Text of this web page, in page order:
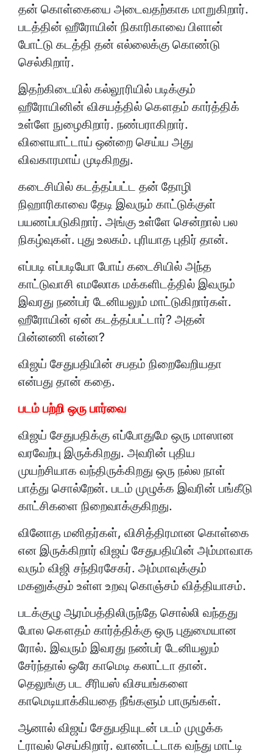
தன் கொள்கையை அடைவதற்காக மாறுகிறார்.
படத்தின் ஹீரோயின் நிகாரிகாவை பிளான்
போட்டு கடத்தி தன் எல்லைக்கு கொண்டு
செல்கிறார்.
இதற்கிடையில் கல்லூரியில் படிக்கும்
ஹீரோயினின் விசயத்தில் கௌதம் கார்த்திக்
உள்ளே நுழைகிறார். நண்பராகிறார்.
விளையாட்டாய் ஒன்றை செய்ய அது
விவகாரமாய் முடிகிறது.
கடைசியில் கடத்தப்பட்ட தன் தோழி
நிஹாரிகாவை தேடி இவரும் காட்டுக்குள்
பயணப்படுகிறார். அங்கு உள்ளே சென்றால் பல
நிகழ்வுகள். புது உலகம். புரியாத புதிர் தான்.
எப்படி எப்படியோ போய் கடைசியில் அந்த
காட்டுவாசி எமலோக மக்களிடத்தில் இவரும்
இவரது நண்பர் டேனியலும் மாட்டுகிறார்கள்.
ஹீரோயின் ஏன் கடத்தப்பட்டார்? அதன்
பின்னணி என்ன?
விஜய் சேதுபதியின் சபதம் நிறைவேறியதா
என்பது தான் கதை.
படம் பற்றி ஒரு பார்வை
விஜய் சேதுபதிக்கு எப்போதுமே ஒரு மாஸான
வரவேற்பு இருக்கிறது. அவரின் புதிய
முயற்சியாக வந்திருக்கிறது ஒரு நல்ல நாள்
பாத்து சொல்றேன். படம் முழுக்க இவரின் பங்கீடு
காட்சிகளை நிறைவாக்குகிறது.
வினோத மனிதர்கள், விசித்திரமான கொள்கை
என இருக்கிறார் விஜய் சேதுபதியின் அம்மாவாக
வரும் விஜி சந்திரசேகர். அம்மாவுக்கும்
மகனுக்கும் உள்ள உறவு கொஞ்சம் வித்தியாசம்.
படக்குழு ஆரம்பத்திலிருந்தே சொல்லி வந்தது
போல கௌதம் கார்த்திக்கு ஒரு புதுமையான
ரோல். இவரும் இவரது நண்பர் டேனியலும்
சேர்ந்தால் ஒரே காமெடி கலாட்டா தான்.
தெலுங்கு பட சீரியஸ் விசயங்களை
காமெடியாக்கியதை நீங்களும் பாருங்கள்.
ஆனால் விஜய் சேதுபதியுடன் படம் முழுக்க
ட்ராவல் செய்கிறார். வாண்டட்டாக வந்து மாட்டி